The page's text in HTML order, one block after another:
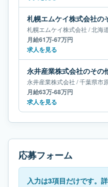
札幌エムケイ株式会社 /北海
月給61万-67万円
求人を見る
永井産業株式会社 /千葉県市
月給63万-68万円
求人を見る
応募フォーム
入力は3項目だけです。